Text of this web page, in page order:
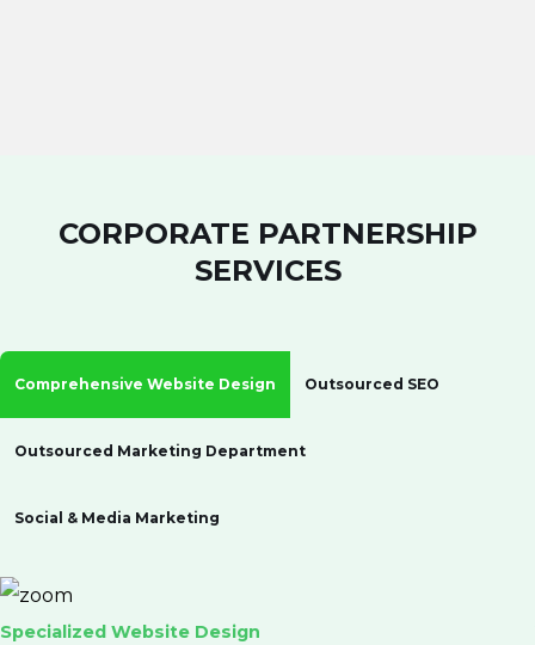
CORPORATE PARTNERSHIP
SERVICES
Comprehensive Website Design Outsourced SEO
Outsourced Marketing Department
Social & Media Marketing
VIP Website Design Package